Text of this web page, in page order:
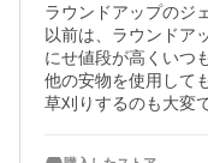
ラウンドアップのジ
以前は、ラウンドア
にせ値段が高くいつ
他の安物を使用して
草刈りするのも大変